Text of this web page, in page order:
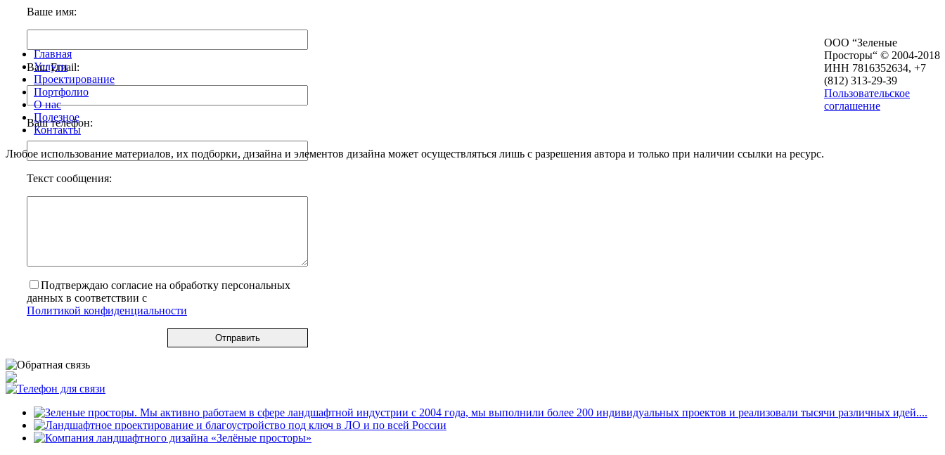
Ваше имя:
Ваш Email:
Ваш телефон:
Текст сообщения:
Подтверждаю согласие на обработку персональных
данных в соответствии с
Политикой конфиденциальности
Главная
Услуги
Проектирование
Портфолио
О нас
Полезное
Контакты
Любое использование материалов, их подборки, дизайна и элементов дизайна может осуществляться лишь с разрешения автора и только при наличии ссылки на ресурс.
ООО “Зеленые
Просторы“ © 2004-2018
ИНН 7816352634, +7
(812) 313-29-39
Пользовательское
соглашение